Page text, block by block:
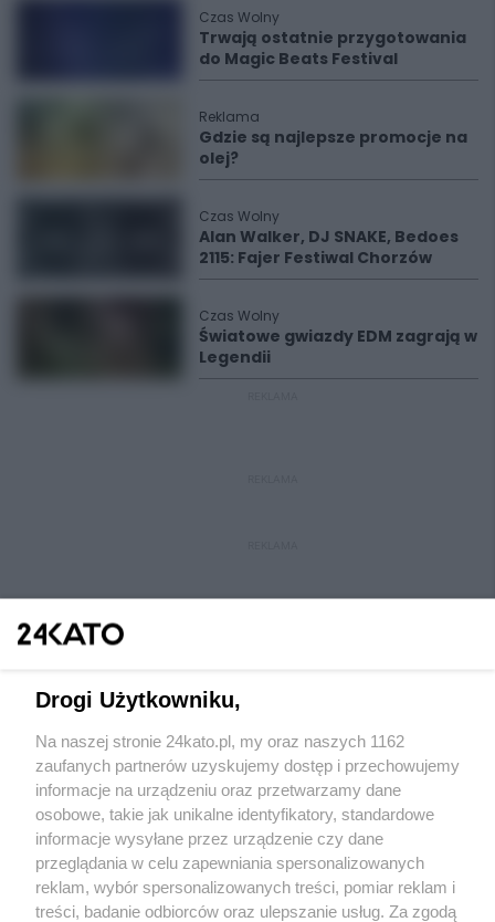
Czas Wolny
Trwają ostatnie przygotowania
do Magic Beats Festival
Reklama
Gdzie są najlepsze promocje na
olej?
Czas Wolny
Alan Walker, DJ SNAKE, Bedoes
2115: Fajer Festiwal Chorzów
Czas Wolny
Światowe gwiazdy EDM zagrają w
Legendii
Wydawca mediów lokalnych
Nie zapomnij
polityką prywatności regulamin korzystania z portali
Drogi Użytkowniku,
Na naszej stronie 24kato.pl, my oraz naszych 1162
zaufanych partnerów uzyskujemy dostęp i przechowujemy
informacje na urządzeniu oraz przetwarzamy dane
osobowe, takie jak unikalne identyfikatory, standardowe
informacje wysyłane przez urządzenie czy dane
przeglądania w celu zapewniania spersonalizowanych
reklam, wybór spersonalizowanych treści, pomiar reklam i
treści, badanie odbiorców oraz ulepszanie usług. Za zgodą